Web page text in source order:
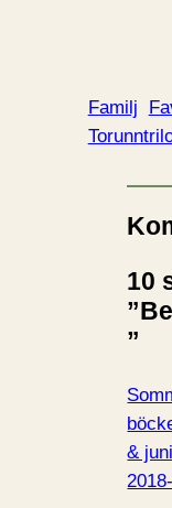
Familj
10
”
&